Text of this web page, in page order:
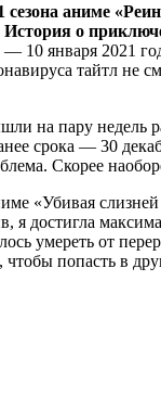
сезона аниме
История о
— 10 января 2021
тайтл не
на пару недель
срока — 30
Скорее
«Убивая слизней
я достигла
умереть от
чтобы попасть в